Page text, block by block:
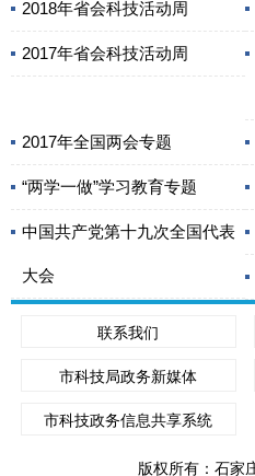
2018年省会科技活动周
2017年省会科技活动周
2017年全国两会专题
“两学一做”学习教育专题
中国共产党第十九次全国代表
大会